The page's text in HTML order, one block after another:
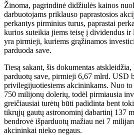
Žinoma, pagrindinė didžiulės kainos
darbuotojams priklauso paprastosios
perkantys pirminius turus, paprastai
kurios suteikia jiems teisę į dividendus
yra pirmieji, kuriems grąžinamos
parduoda save.
Tiesą sakant, šis dokumentas
parduotų save, pirmieji 6,67 mlrd. USD
privilegijuotiesiems akcininkams. Nuo
750 milijonų dolerių, todėl pirmiausia
greičiausiai turėtų būti padidinta bent
tikrųjų gautų astronominį dabartinį 137
bendrovė išparduotų mažiau nei 7
akcininkai nieko negaus.